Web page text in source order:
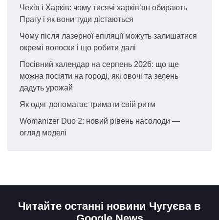
Чехія і Харків: чому тисячі харків’ян обирають
Прагу і як вони туди дістаються
Чому після лазерної епіляції можуть залишатися
окремі волоски і що робити далі
Посівний календар на серпень 2026: що ще
можна посіяти на городі, які овочі та зелень
дадуть урожай
Як одяг допомагає тримати свій ритм
Womanizer Duo 2: новий рівень насолоди —
огляд моделі
Читайте останні новини Чугуєва в